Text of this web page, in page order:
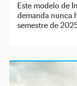
Este modelo de
demanda nunca
semestre de